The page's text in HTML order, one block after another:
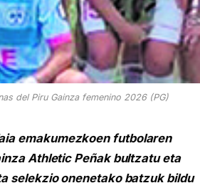
del Piru Gainza femenino 2026 (PG)
emakumezkoen futbolaren
Athletic Peñak bultzatu eta
selekzio onenetako batzuk bildu